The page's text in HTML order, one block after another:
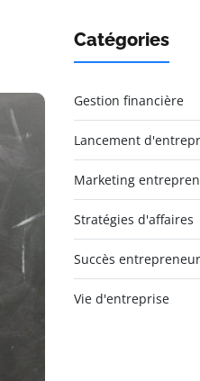
Catégories
Gestion financière
Lancement
Marketing
Stratégies d'affaires
Succès
Vie d'entreprise